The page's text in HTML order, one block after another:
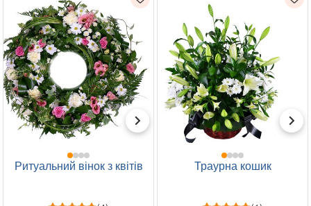
Ритуальний вінок з квітів Траурна кошик